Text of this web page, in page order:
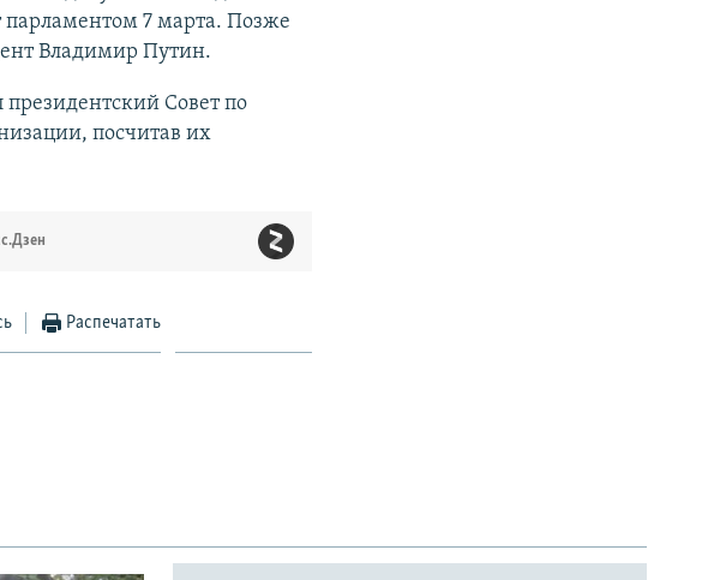
7 марта. Позже
Владимир Путин.
Совет по
посчитав их
Распечатать